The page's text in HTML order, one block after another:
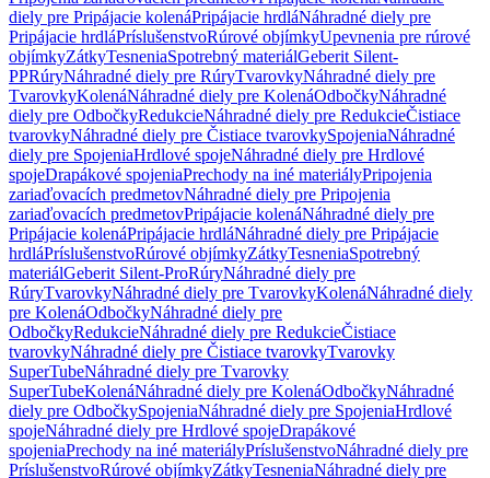
diely pre Pripájacie kolenáPripájacie hrdláNáhradné diely pre
Pripájacie hrdláPríslušenstvoRúrové objímkyUpevnenia pre rúrové
objímkyZátkyTesneniaSpotrebný materiálGeberit Silent-
PPRúryNáhradné diely pre RúryTvarovkyNáhradné diely pre
TvarovkyKolenáNáhradné diely pre KolenáOdbočkyNáhradné
diely pre OdbočkyRedukcieNáhradné diely pre RedukcieČistiace
tvarovkyNáhradné diely pre Čistiace tvarovkySpojeniaNáhradné
diely pre SpojeniaHrdlové spojeNáhradné diely pre Hrdlové
spojeDrapákové spojeniaPrechody na iné materiályPripojenia
zariaďovacích predmetovNáhradné diely pre Pripojenia
zariaďovacích predmetovPripájacie kolenáNáhradné diely pre
Pripájacie kolenáPripájacie hrdláNáhradné diely pre Pripájacie
hrdláPríslušenstvoRúrové objímkyZátkyTesneniaSpotrebný
materiálGeberit Silent-ProRúryNáhradné diely pre
RúryTvarovkyNáhradné diely pre TvarovkyKolenáNáhradné diely
pre KolenáOdbočkyNáhradné diely pre
OdbočkyRedukcieNáhradné diely pre RedukcieČistiace
tvarovkyNáhradné diely pre Čistiace tvarovkyTvarovky
SuperTubeNáhradné diely pre Tvarovky
SuperTubeKolenáNáhradné diely pre KolenáOdbočkyNáhradné
diely pre OdbočkySpojeniaNáhradné diely pre SpojeniaHrdlové
spojeNáhradné diely pre Hrdlové spojeDrapákové
spojeniaPrechody na iné materiályPríslušenstvoNáhradné diely pre
PríslušenstvoRúrové objímkyZátkyTesneniaNáhradné diely pre